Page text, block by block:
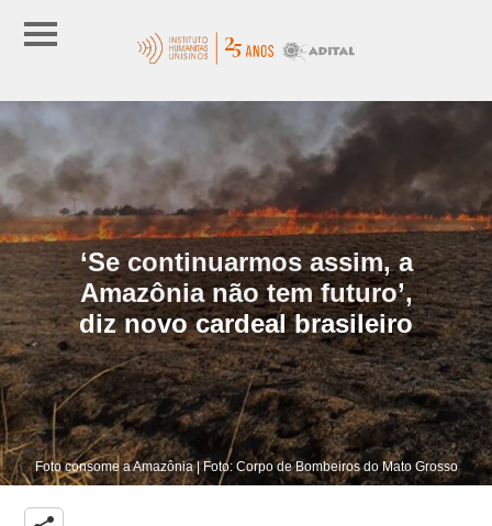
‘Se continuarmos assim, a
Amazônia não tem futuro’,
diz novo cardeal brasileiro
Foto consome a Amazônia | Foto: Corpo de Bombeiros do Mato Grosso